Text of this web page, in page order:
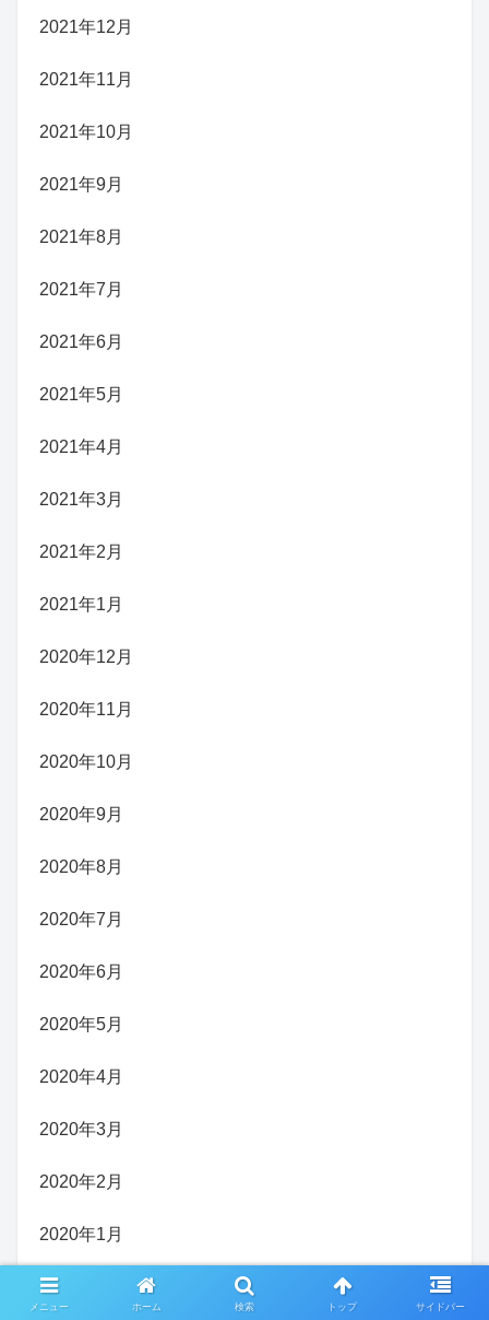
2021年12月
2021年11月
2021年10月
2021年9月
2021年8月
2021年7月
2021年6月
2021年5月
2021年4月
2021年3月
2021年2月
2021年1月
2020年12月
2020年11月
2020年10月
2020年9月
2020年8月
2020年7月
2020年6月
2020年5月
2020年4月
2020年3月
2020年2月
2020年1月
2019年12月
メニュー ホーム 検索 トップ サイドバー